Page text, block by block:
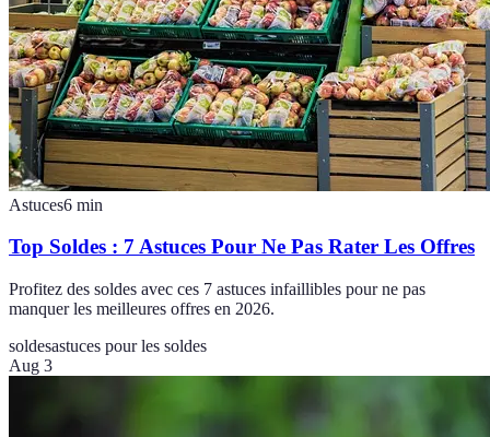
Astuces6 min
Top Soldes : 7 Astuces Pour Ne Pas Rater Les Offres
Profitez des soldes avec ces 7 astuces infaillibles pour ne pas
manquer les meilleures offres en 2026.
soldesastuces pour les soldes
Aug 3